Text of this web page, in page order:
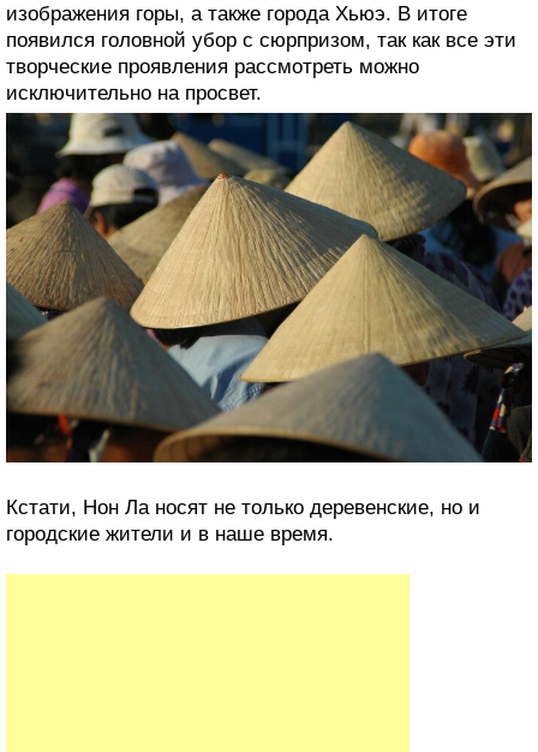
изображения горы, а также города Хьюэ. В итоге
появился головной убор с сюрпризом, так как все эти
творческие проявления рассмотреть можно
исключительно на просвет.
Кстати, Нон Ла носят не только деревенские, но и
городские жители и в наше время.